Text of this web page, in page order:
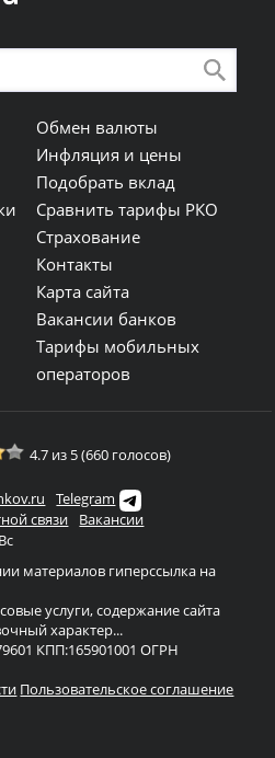
Обмен валюты
Инфляция и цены
Подобрать вклад
Сравнить тарифы РКО
Страхование
Контакты
Карта сайта
Вакансии банков
Тарифы мобильных
операторов
4.7 из 5 (660 голосов)
Telegram
связи
Вакансии
материалов гиперссылка на
услуги, содержание сайта
характер...
КПП:165901001 ОГРН
Пользовательское соглашение